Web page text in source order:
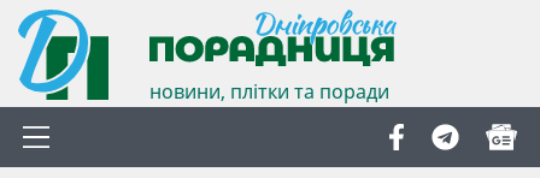
новини, плітки та поради